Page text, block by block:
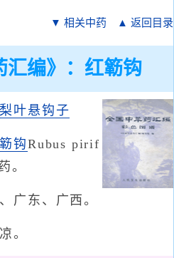
▼ 相关中药 ▲ 返回目录
汇编》：红簕钩
梨叶悬钩子
钩Rubus pirif
。
广东、广西。
。